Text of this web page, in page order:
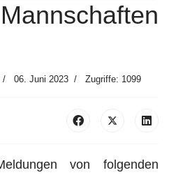
06. Juni 2023 Zugriffe: 1099
von folgenden